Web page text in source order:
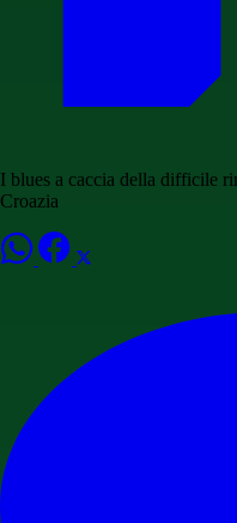
I blues a caccia della difficile
Croazia